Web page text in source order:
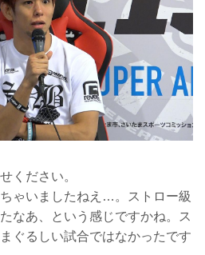
ください。
ゃいましたねえ…。ストロー級
なあ、という感じですかね。ス
ぐるしい試合ではなかったです